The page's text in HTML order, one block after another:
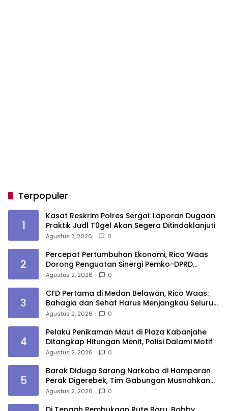
Terpopuler
1
Kasat Reskrim Polres Sergai: Laporan Dugaan
Praktik Judl T0gel Akan Segera Ditindaklanjuti
Agustus 7, 2026 0
2
Percepat Pertumbuhan Ekonomi, Rico Waas
Dorong Penguatan Sinergi Pemko-DPRD
Medan
Agustus 2, 2026 0
3
CFD Pertama di Medan Belawan, Rico Waas:
Bahagia dan Sehat Harus Menjangkau Seluruh
Sudut Kota Medan
Agustus 2, 2026 0
4
Pelaku Penikaman Maut di Plaza Kabanjahe
Ditangkap Hitungan Menit, Polisi Dalami Motif
Agustus 2, 2026 0
5
Barak Diduga Sarang Narkoba di Hamparan
Perak Digerebek, Tim Gabungan Musnahkan
Lokasi
Agustus 2, 2026 0